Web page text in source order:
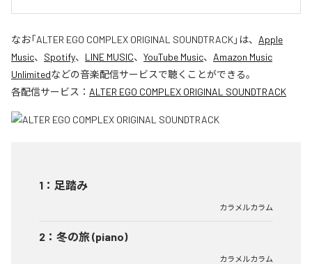
なお「ALTER EGO COMPLEX ORIGINAL SOUNDTRACK」は、 Apple
Music、 Spotify、 LINE MUSIC、 YouTube Music、 Amazon Music
Unlimitedなどの音楽配信サービスで聴くことができる。
各配信サービス： ALTER EGO COMPLEX ORIGINAL SOUNDTRACK
1 ： 足踏み
カラメルカラム
2 ： 冬の旅 (piano)
カラメルカラム